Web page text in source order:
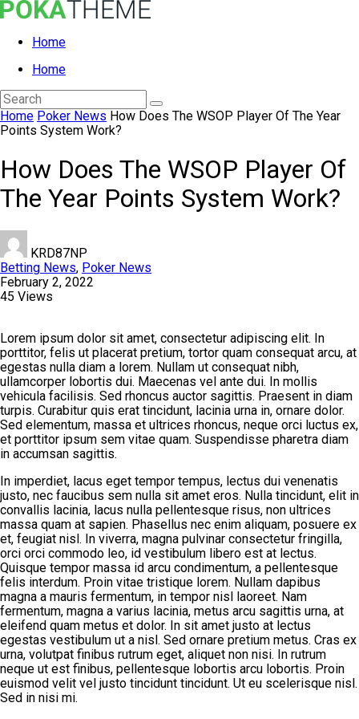
Home
Home
Home Poker News How Does The WSOP Player Of The Year
Points System Work?
How Does The WSOP Player Of
The Year Points System Work?
KRD87NP
Betting News, Poker News
February 2, 2022
45 Views
Lorem ipsum dolor sit amet, consectetur adipiscing elit. In
porttitor, felis ut placerat pretium, tortor quam consequat arcu, at
egestas nulla diam a lorem. Nullam ut consequat nibh,
ullamcorper lobortis dui. Maecenas vel ante dui. In mollis
vehicula facilisis. Sed rhoncus auctor sagittis. Praesent in diam
turpis. Curabitur quis erat tincidunt, lacinia urna in, ornare dolor.
Sed elementum, massa et ultrices rhoncus, neque orci luctus ex,
et porttitor ipsum sem vitae quam. Suspendisse pharetra diam
in accumsan sagittis.
In imperdiet, lacus eget tempor tempus, lectus dui venenatis
justo, nec faucibus sem nulla sit amet eros. Nulla tincidunt, elit in
convallis lacinia, lacus nulla pellentesque risus, non ultrices
massa quam at sapien. Phasellus nec enim aliquam, posuere ex
et, feugiat nisl. In viverra, magna pulvinar consectetur fringilla,
orci orci commodo leo, id vestibulum libero est at lectus.
Quisque tempor massa id arcu condimentum, a pellentesque
felis interdum. Proin vitae tristique lorem. Nullam dapibus
magna a mauris fermentum, in tempor nisl laoreet. Nam
fermentum, magna a varius lacinia, metus arcu sagittis urna, at
eleifend quam metus et dolor. In sit amet justo at lectus
egestas vestibulum ut a nisl. Sed ornare pretium metus. Cras ex
urna, volutpat finibus rutrum eget, aliquet non nisi. In rutrum
neque ut est finibus, pellentesque lobortis arcu lobortis. Proin
euismod velit vel justo tincidunt tincidunt. Ut eu scelerisque nisl.
Sed in nisi mi.